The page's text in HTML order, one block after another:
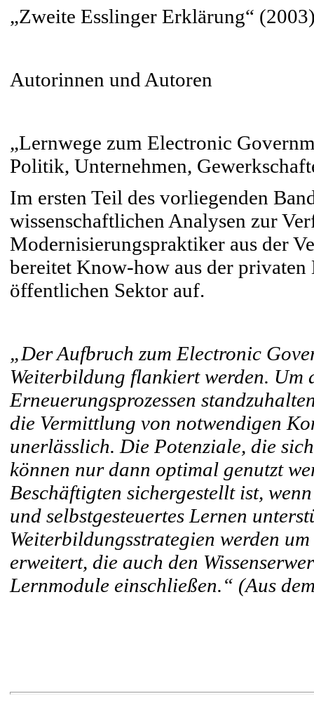
„Zweite Esslinger Erklärung“
Autorinnen und Autoren
„Lernwege zum Electronic
Politik, Unternehmen,
Im ersten Teil des vorliegenden
wissenschaftlichen Analysen zur
Modernisierungspraktiker aus der
bereitet Know-how aus der
öffentlichen Sektor auf.
„Der Aufbruch zum Electronic
Weiterbildung flankiert werden.
Erneuerungsprozessen
die Vermittlung von notwendigen
unerlässlich. Die Potenziale, die
können nur dann optimal genutzt
Beschäftigten sichergestellt ist,
und selbstgesteuertes Lernen
Weiterbildungsstrategien werden
erweitert, die auch den
Lernmodule einschließen.“ (Aus